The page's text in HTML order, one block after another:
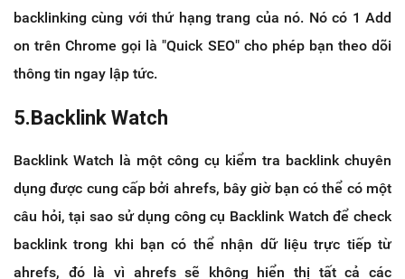
backlinking cùng với thứ hạng trang của nó. Nó có 1 Add
on trên Chrome gọi là "Quick SEO" cho phép bạn theo dõi
thông tin ngay lập tức.
5.Backlink Watch
Backlink Watch là một công cụ kiểm tra backlink chuyên
dụng được cung cấp bởi ahrefs, bây giờ bạn có thể có một
câu hỏi, tại sao sử dụng công cụ Backlink Watch để check
backlink trong khi bạn có thể nhận dữ liệu trực tiếp từ
ahrefs, đó là vì ahrefs sẽ không hiển thị tất cả các